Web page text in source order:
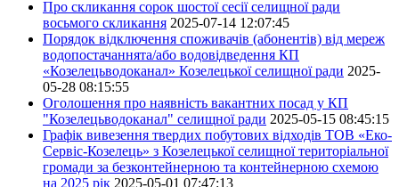
Про скликання сорок шостої сесії селищної ради
восьмого скликання 2025-07-14 12:07:45
Порядок відключення споживачів (абонентів) від мереж
водопостачаннята/або водовідведення КП
«Козелецьводоканал» Козелецької селищної ради 2025-
05-28 08:15:55
Оголошення про наявність вакантних посад у КП
"Козелецьводоканал" селищної ради 2025-05-15 08:45:15
Графік вивезення твердих побутових відходів ТОВ «Еко-
Сервіс-Козелець» з Козелецької селищної територіальної
громади за безконтейнерною та контейнерною схемою
на 2025 рік 2025-05-01 07:47:13